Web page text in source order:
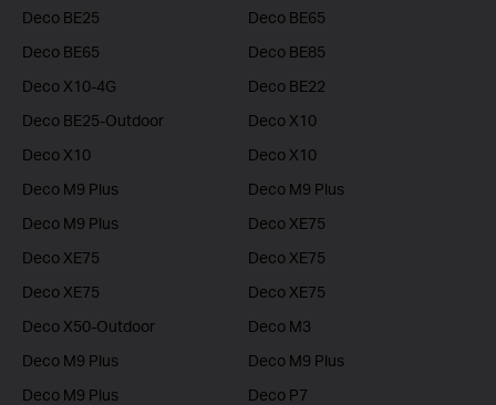
Deco BE25
Deco BE65
Deco BE65
Deco BE85
Deco X10-4G
Deco BE22
Deco BE25-Outdoor
Deco X10
Deco X10
Deco X10
Deco M9 Plus
Deco M9 Plus
Deco M9 Plus
Deco XE75
Deco XE75
Deco XE75
Deco XE75
Deco XE75
Deco X50-Outdoor
Deco M3
Deco M9 Plus
Deco M9 Plus
Deco M9 Plus
Deco P7